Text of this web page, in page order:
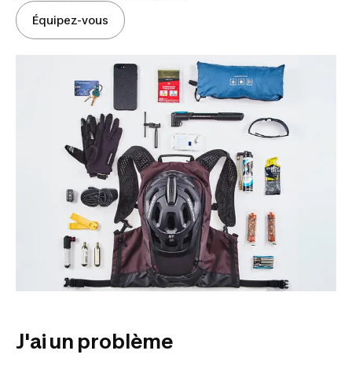
Équipez-vous
J'ai un problème